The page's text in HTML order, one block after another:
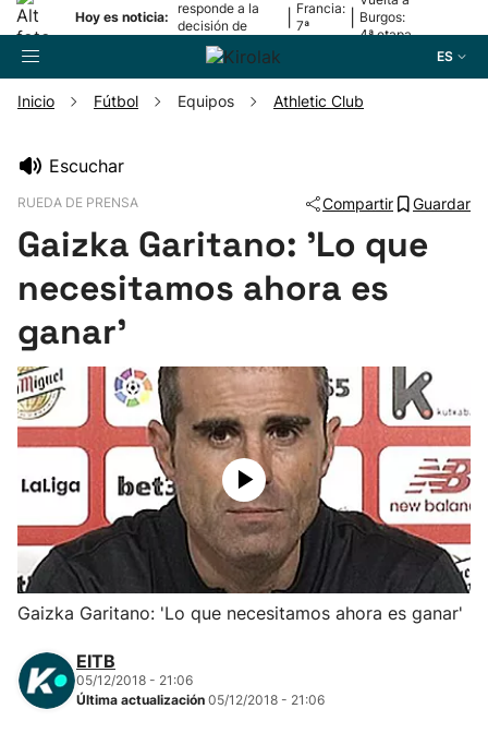
Hoy es noticia:
responde a la
decisión de
Oriamendi
Francia:
7ª
Burgos:
4ª etapa
ES
Pelota
Remo
Baloncesto
Ciclismo
Herri-kirolak
Balonmano
Atletismo
Inicio Fútbol Equipos Athletic Club
Escuchar
RUEDA DE PRENSA Compartir Guardar
Gaizka Garitano: 'Lo que
necesitamos ahora es
ganar'
Gaizka Garitano: 'Lo que necesitamos ahora es ganar'
EITB
05/12/2018 - 21:06
Última actualización 05/12/2018 - 21:06